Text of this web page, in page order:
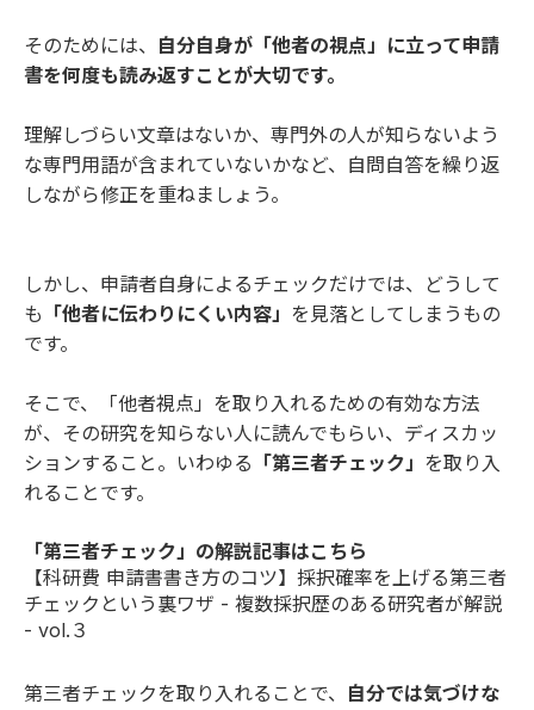
そのためには、 自分自身が「他者の視点」に立って申請
書を何度も読み返すことが大切です。
理解しづらい文章はないか、専門外の人が知らないよう
な専門用語が含まれていないかなど、自問自答を繰り返
しながら修正を重ねましょう。
しかし、申請者自身によるチェックだけでは、どうして
も 「他者に伝わりにくい内容」 を見落としてしまうもの
です。
そこで、「他者視点」を取り入れるための有効な方法
が、その研究を知らない人に読んでもらい、ディスカッ
ションすること。いわゆる 「第三者チェック」 を取り入
れることです。
「第三者チェック」の解説記事はこちら
【科研費 申請書書き方のコツ】採択確率を上げる第三者
チェックという裏ワザ - 複数採択歴のある研究者が解説
- vol.３
第三者チェックを取り入れることで、 自分では気づけな